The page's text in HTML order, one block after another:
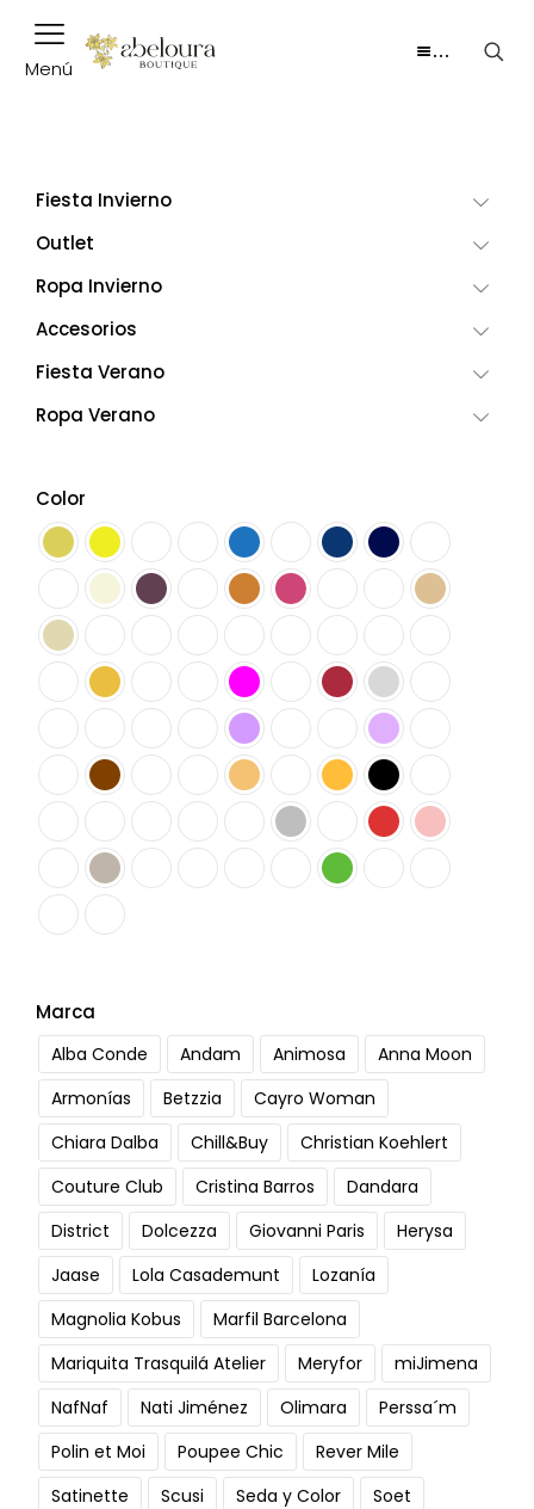
Menú
…
Fiesta Invierno
Outlet
Ropa Invierno
Accesorios
Fiesta Verano
Ropa Verano
Color
Marca
Alba Conde Andam Animosa
Anna Moon
Armonías
Betzzia
Cayro Woman
Chiara Dalba
Chill&Buy
Christian Koehlert
Couture Club
Cristina Barros
Dandara
District
Dolcezza Giovanni Paris
Herysa
Jaase
Lola Casademunt
Lozanía
Magnolia Kobus
Marfil Barcelona
Mariquita Trasquilá Atelier
Meryfor
miJimena
NafNaf
Nati Jiménez Olimara
Perssa´m
Polin et Moi
Poupee Chic
Rever Mile
Satinette
Scusi Seda y Color
Soet